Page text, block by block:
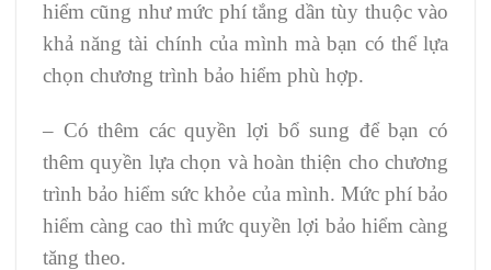
hiểm cũng như mức phí tắng dần tùy thuộc vào
khả năng tài chính của mình mà bạn có thể lựa
chọn chương trình bảo hiểm phù hợp.
– Có thêm các quyền lợi bổ sung để bạn có
thêm quyền lựa chọn và hoàn thiện cho chương
trình bảo hiểm sức khỏe của mình. Mức phí bảo
hiểm càng cao thì mức quyền lợi bảo hiểm càng
tăng theo.